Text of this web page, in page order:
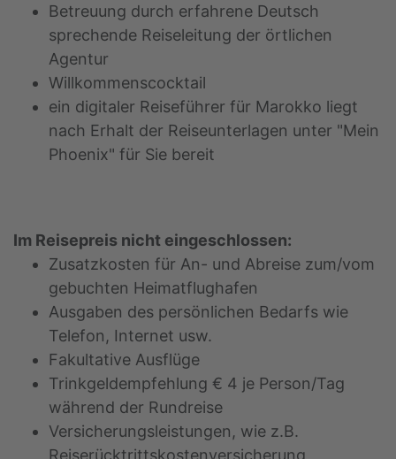
Betreuung durch erfahrene Deutsch
sprechende Reiseleitung der örtlichen
Agentur
Willkommenscocktail
ein digitaler Reiseführer für Marokko liegt
nach Erhalt der Reiseunterlagen unter "Mein
Phoenix" für Sie bereit
Im Reisepreis nicht eingeschlossen:
Zusatzkosten für An- und Abreise zum/vom
gebuchten Heimatflughafen
Ausgaben des persönlichen Bedarfs wie
Telefon, Internet usw.
Fakultative Ausflüge
Trinkgeldempfehlung € 4 je Person/Tag
während der Rundreise
Versicherungsleistungen, wie z.B.
Reiserücktrittskostenversicherung